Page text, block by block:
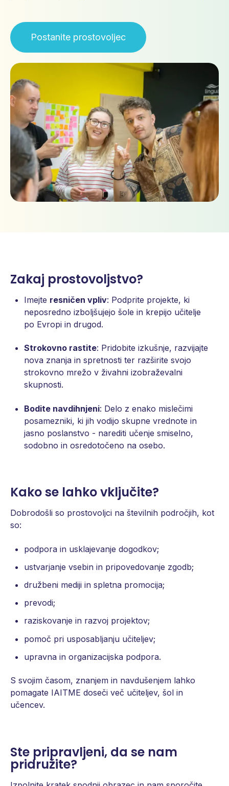
‍Postanite prostovoljec
Zakaj prostovoljstvo?
Imejte resničen vpliv: Podprite projekte, ki
neposredno izboljšujejo šole in krepijo učitelje
po Evropi in drugod.
Strokovno rastite: Pridobite izkušnje, razvijajte
nova znanja in spretnosti ter razširite svojo
strokovno mrežo v živahni izobraževalni
skupnosti.
Bodite navdihnjeni: Delo z enako mislečimi
posamezniki, ki jih vodijo skupne vrednote in
jasno poslanstvo - narediti učenje smiselno,
sodobno in osredotočeno na osebo.
Kako se lahko vključite?
Dobrodošli so prostovoljci na številnih področjih, kot
so:
podpora in usklajevanje dogodkov;
ustvarjanje vsebin in pripovedovanje zgodb;
družbeni mediji in spletna promocija;
prevodi;
raziskovanje in razvoj projektov;
pomoč pri usposabljanju učiteljev;
upravna in organizacijska podpora.
S svojim časom, znanjem in navdušenjem lahko
pomagate IAITME doseči več učiteljev, šol in
učencev.
Ste pripravljeni, da se nam
pridružite?